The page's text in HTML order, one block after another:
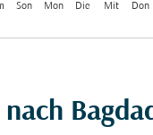
Son Mon Die Mit Don